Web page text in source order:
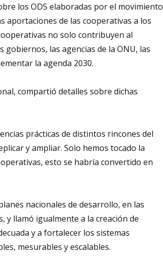
los ODS elaboradas por el movimiento
aportaciones de las cooperativas a los
no solo contribuyen al
las agencias de la ONU, las
la agenda 2030.
compartió detalles sobre dichas
prácticas de distintos rincones del
y ampliar. Solo hemos tocado la
esto se habría convertido en
nacionales de desarrollo, en las
llamó igualmente a la creación de
y a fortalecer los sistemas
mesurables y escalables.